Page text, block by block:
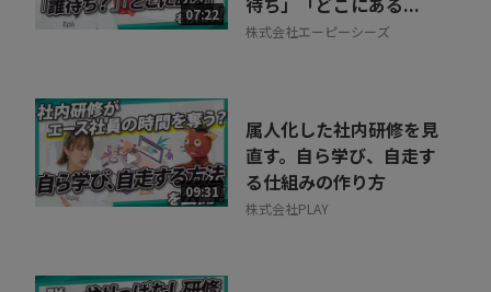
07:22
株式会社エーピーシーズ
09:31
属人化した社内研修を見
直す。自ら学び、自走す
る仕組みの作り方
株式会社PLAY